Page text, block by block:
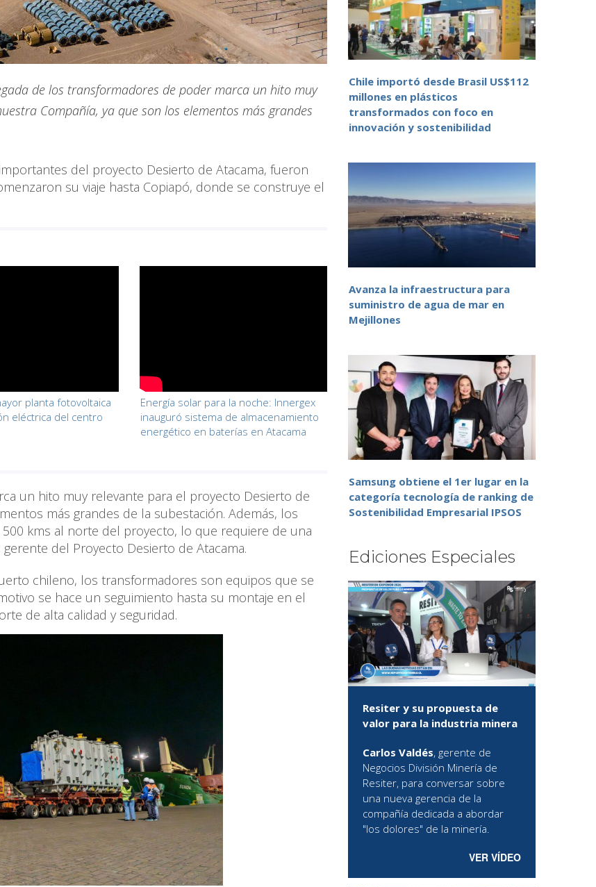
de los transformadores de poder marca un hito muy
Compañía, ya que son los elementos más grandes
del proyecto Desierto de Atacama, fueron
su viaje hasta Copiapó, donde se construye el
planta fotovoltaica
eléctrica del centro
Energía solar para la noche: Innergex
inauguró sistema de almacenamiento
energético en baterías en Atacama
un hito muy relevante para el proyecto Desierto de
más grandes de la subestación. Además, los
kms al norte del proyecto, lo que requiere de una
del Proyecto Desierto de Atacama.
chileno, los transformadores son equipos que se
se hace un seguimiento hasta su montaje en el
de alta calidad y seguridad.
Chile importó desde Brasil US$112
millones en plásticos
transformados con foco en
innovación y sostenibilidad
Avanza la infraestructura para
suministro de agua de mar en
Mejillones
Samsung obtiene el 1er lugar en la
categoría tecnología de ranking de
Sostenibilidad Empresarial IPSOS
Ediciones Especiales
Resiter y su propuesta de
valor para la industria minera
Carlos Valdés, gerente de
Negocios División Minería de
Resiter, para conversar sobre
una nueva gerencia de la
compañía dedicada a abordar
"los dolores" de la minería.
VER VÍDEO